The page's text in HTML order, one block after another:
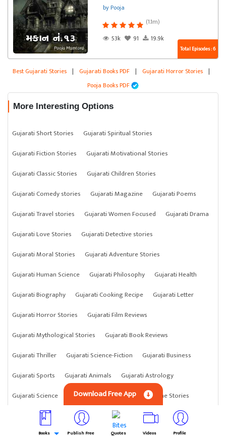
by Pooja
(1.1m)
53k
91 19.9k
Total Episodes : 6
Best Gujarati Stories | Gujarati Books PDF | Gujarati Horror Stories |
Pooja Books PDF
More Interesting Options
Gujarati Short Stories
Gujarati Spiritual Stories
Gujarati Fiction Stories
Gujarati Motivational Stories
Gujarati Classic Stories
Gujarati Children Stories
Gujarati Comedy stories
Gujarati Magazine
Gujarati Poems
Gujarati Travel stories
Gujarati Women Focused
Gujarati Drama
Gujarati Love Stories
Gujarati Detective stories
Gujarati Moral Stories
Gujarati Adventure Stories
Gujarati Human Science
Gujarati Philosophy
Gujarati Health
Gujarati Biography
Gujarati Cooking Recipe
Gujarati Letter
Gujarati Horror Stories
Gujarati Film Reviews
Gujarati Mythological Stories
Gujarati Book Reviews
Gujarati Thriller
Gujarati Science-Fiction
Gujarati Business
Gujarati Sports
Gujarati Animals
Gujarati Astrology
Gujarati Science
Gujarati Anything Gujarati Crime Stories
Download Free App
Books Publish Free Quotes Videos Profile